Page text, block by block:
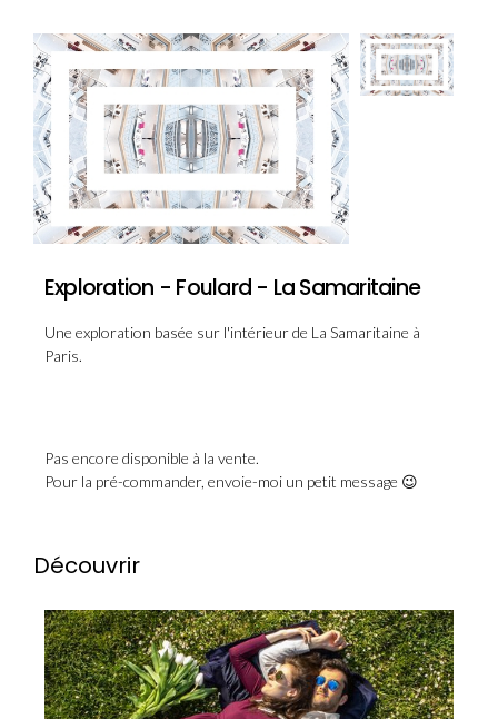
Exploration - Foulard - La Samaritaine
Une exploration basée sur l'intérieur de La Samaritaine à
Paris.
Pas encore disponible à la vente.
Pour la pré-commander, envoie-moi un petit message 😉
Découvrir